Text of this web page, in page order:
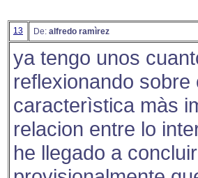
13 De: alfredo ramìrez
ya tengo unos
reflexionando sobre
caracterìstica màs
relacion entre lo
he llegado a concluir